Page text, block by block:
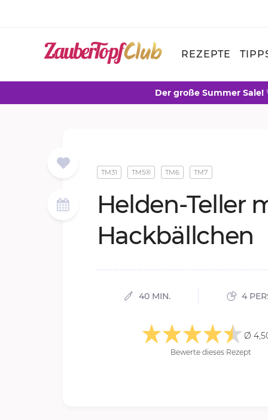
REZEPTE
Der große Summer Sale!
TM31 TM5® TM6 TM7
Hel­den-Tel­ler
Hack­bäll­chen
40 MIN. 4
Ø
Bewerte dieses Rezept